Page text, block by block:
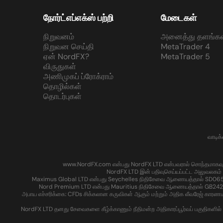
நோர்ட்எப்எக்ஸ் பற்றி
நிறுவனம்
நிறுவன செய்தி
ஏன் NordFX?
விருதுகள்
அணிமுகப் ப்ரோக்ராம்
தொழில்கள்
தொடர்புகள்
மேடைகள்
அனைத்து
MetaTrader 4
MetaTrader 5
www.NordFX.com என்பது NordFX LTD என்பவரால்
NordFX LTD இன் பதிவுசெய்யப்பட்ட
Maximus Global LTD என்பது Seychelles நிதிசேவை ஆணையத்தால்
Nord Premium LTD என்பது Mauritius நிதிசேவை ஆணையத்தால்
அபாய எச்சரிக்கை: CFDs சிக்கலான கருவிகள் ஆகும் மற்றும் அதிக லீவரேஜ்
NordFX LTD தனது சேவைகளை கீழ்க்காணும் நீதிமன்ற அதிகாரப்பூர்வப் பகுதிகளில்